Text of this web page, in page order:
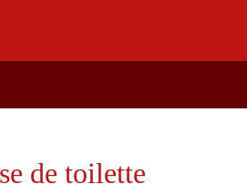
de toilette